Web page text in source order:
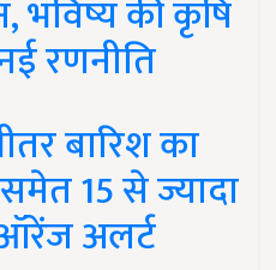
भविष्य की कृषि
रणनीति
बारिश का
15 से ज्यादा
अलर्ट